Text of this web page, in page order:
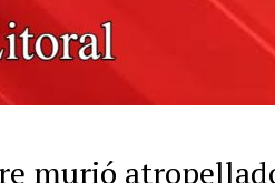
murió